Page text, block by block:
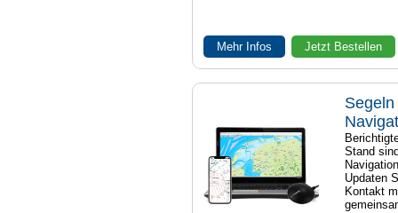
Mehr Infos Jetzt Bestellen
Stand
Updaten
Kontakt